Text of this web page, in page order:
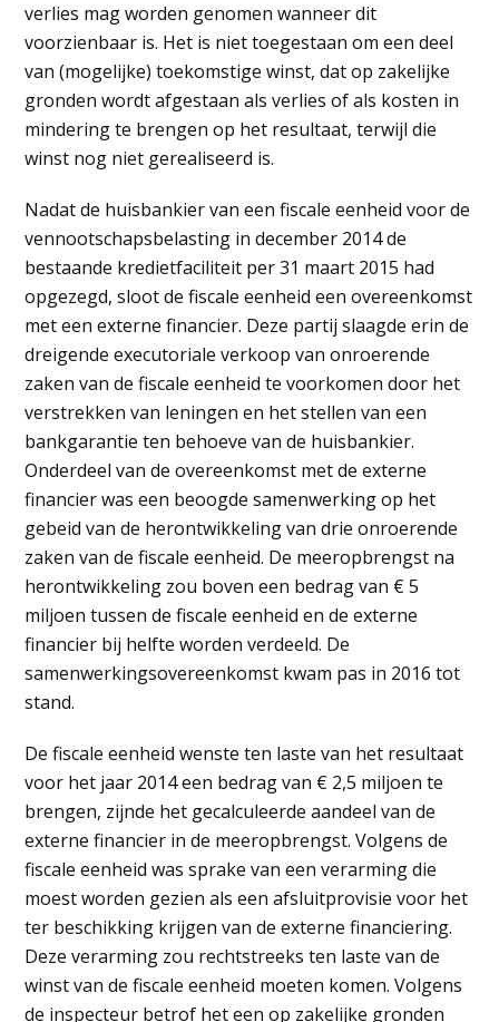
verlies mag worden genomen wanneer dit
voorzienbaar is. Het is niet toegestaan om een deel
van (mogelijke) toekomstige winst, dat op zakelijke
gronden wordt afgestaan als verlies of als kosten in
mindering te brengen op het resultaat, terwijl die
winst nog niet gerealiseerd is.
Nadat de huisbankier van een fiscale eenheid voor de
vennootschapsbelasting in december 2014 de
bestaande kredietfaciliteit per 31 maart 2015 had
opgezegd, sloot de fiscale eenheid een overeenkomst
met een externe financier. Deze partij slaagde erin de
dreigende executoriale verkoop van onroerende
zaken van de fiscale eenheid te voorkomen door het
verstrekken van leningen en het stellen van een
bankgarantie ten behoeve van de huisbankier.
Onderdeel van de overeenkomst met de externe
financier was een beoogde samenwerking op het
gebeid van de herontwikkeling van drie onroerende
zaken van de fiscale eenheid. De meeropbrengst na
herontwikkeling zou boven een bedrag van € 5
miljoen tussen de fiscale eenheid en de externe
financier bij helfte worden verdeeld. De
samenwerkingsovereenkomst kwam pas in 2016 tot
stand.
De fiscale eenheid wenste ten laste van het resultaat
voor het jaar 2014 een bedrag van € 2,5 miljoen te
brengen, zijnde het gecalculeerde aandeel van de
externe financier in de meeropbrengst. Volgens de
fiscale eenheid was sprake van een verarming die
moest worden gezien als een afsluitprovisie voor het
ter beschikking krijgen van de externe financiering.
Deze verarming zou rechtstreeks ten laste van de
winst van de fiscale eenheid moeten komen. Volgens
de inspecteur betrof het een op zakelijke gronden